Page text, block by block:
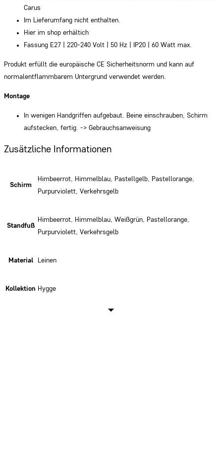
Carus
Im Lieferumfang nicht enthalten.
Hier im shop erhältich
Fassung E27 | 220-240 Volt | 50 Hz | IP20 | 60 Watt max.
Produkt erfüllt die europäische CE Sicherheitsnorm und kann auf
normalentflammbarem Untergrund verwendet werden.
Montage
In wenigen Handgriffen aufgebaut. Beine einschrauben, Schirm
aufstecken, fertig. -> Gebrauchsanweisung
Zusätzliche Informationen
Schirm
Himbeerrot, Himmelblau, Pastellgelb, Pastellorange,
Purpurviolett, Verkehrsgelb
Standfuß
Himbeerrot, Himmelblau, Weißgrün, Pastellorange,
Purpurviolett, Verkehrsgelb
Material Leinen
Kollektion Hygge